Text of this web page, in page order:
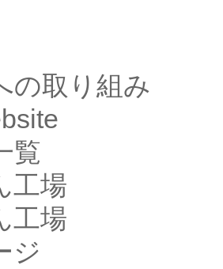
の取り組み
覧
工場
工場
ジ